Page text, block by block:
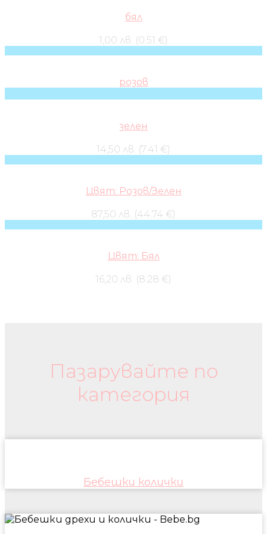
бял
1,00 лв. (0.51 €)
розов
зелен
14,50 лв. (7.41 €)
Цвят: Розов/Зелен
87,50 лв. (44.74 €)
Цвят: Бял
16,20 лв. (8.28 €)
Пазарувайте по
категория
Бебешки колички